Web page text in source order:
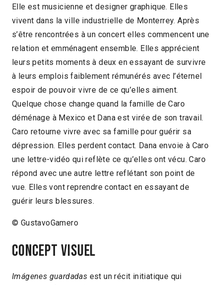
Elle est musicienne et designer graphique. Elles
vivent dans la ville industrielle de Monterrey. Après
s’être rencontrées à un concert elles commencent une
relation et emménagent ensemble. Elles apprécient
leurs petits moments à deux en essayant de survivre
à leurs emplois faiblement rémunérés avec l’éternel
espoir de pouvoir vivre de ce qu’elles aiment.
Quelque chose change quand la famille de Caro
déménage à Mexico et Dana est virée de son travail.
Caro retourne vivre avec sa famille pour guérir sa
dépression. Elles perdent contact. Dana envoie à Caro
une lettre-vidéo qui reflète ce qu’elles ont vécu. Caro
répond avec une autre lettre reflétant son point de
vue. Elles vont reprendre contact en essayant de
guérir leurs blessures.
© GustavoGamero
Concept visuel
Imágenes guardadas est un récit initiatique qui